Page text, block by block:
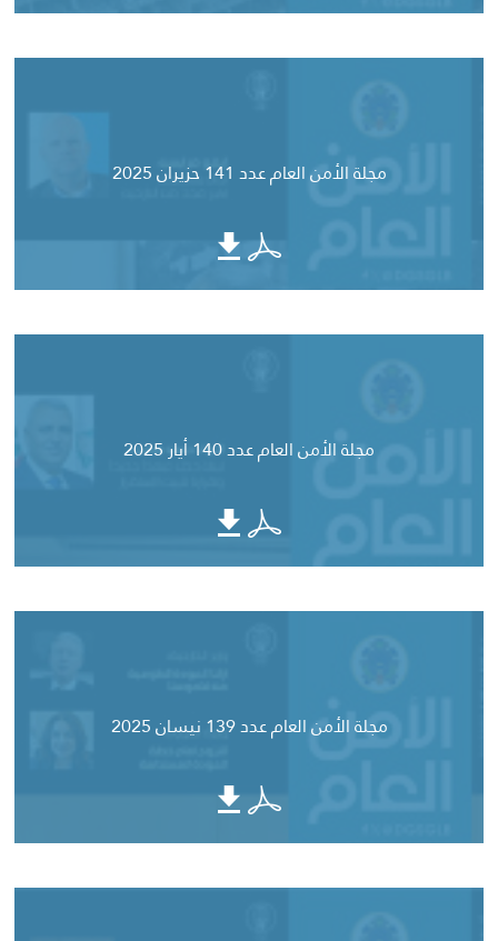
مجلة الأمن العام عدد 141 حزيران 2025
مجلة الأمن العام عدد 140 أيار 2025
مجلة الأمن العام عدد 139 نيسان 2025